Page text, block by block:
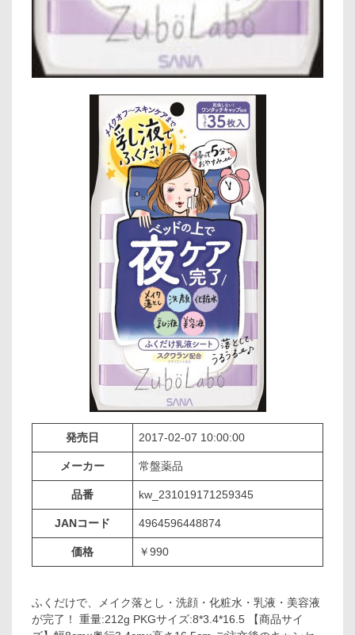
発売日 2017-02-07 10:00:00
メーカー 常盤薬品
品番 kw_231019171259345
JANコード 4964596448874
価格 ￥990
ふくだけで、メイク落とし・洗顔・化粧水・乳液・美容液
が完了！ 重量:212g PKGサイズ:8*3.4*16.5 【商品サイ